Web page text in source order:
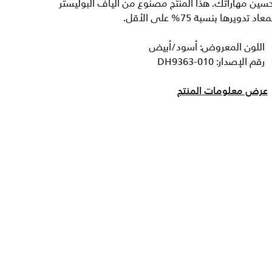
مهاراتك. هذا المنتج مصنوع من ألياف البوليستر
تدويرها بنسبة 75% على الأقل.
اللون المعروض: أسود/أبيض
رقم الإصدار: DH9363-010
عرض معلومات المنتج